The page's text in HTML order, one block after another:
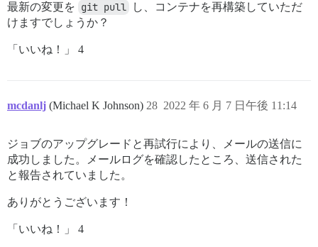
最新の変更を git pull
し、コンテナを再構築していただ
けますでしょうか？
「いいね！」 4
mcdanlj (Michael K Johnson) 2022 年 6 月 7 日午後 11:14
28
ジョブのアップグレードと再試行により、メールの送信に
成功しました。メールログを確認したところ、送信された
と報告されていました。
ありがとうございます！
「いいね！」 4